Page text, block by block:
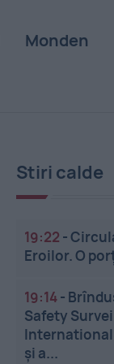
Monden
Stiri calde
19:22 -
Eroilor. O
19:14-
Safety
și a...